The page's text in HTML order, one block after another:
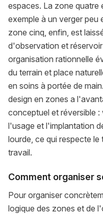
espaces. La zone quatre
exemple à un verger peu
zone cinq, enfin, est
d'observation et
organisation rationnelle
du terrain et place
en soins à portée de
design en zones a
conceptuel et réversible
l'usage et l'implantation
lourde, ce qui respecte
travail.
Comment organiser
Pour organiser
logique des zones et de